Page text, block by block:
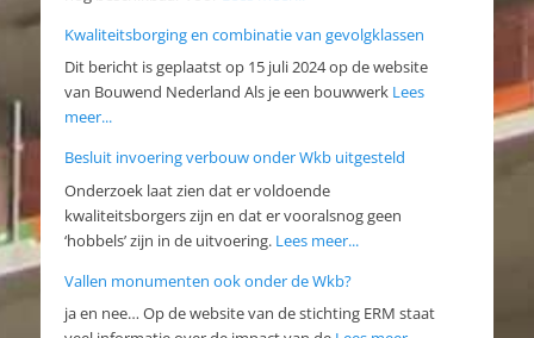
Kwaliteitsborging en combinatie van gevolgklassen
Dit bericht is geplaatst op 15 juli 2024 op de website
van Bouwend Nederland Als je een bouwwerk Lees
meer...
Besluit invoering verbouw onder Wkb uitgesteld
Onderzoek laat zien dat er voldoende
kwaliteitsborgers zijn en dat er vooralsnog geen
‘hobbels’ zijn in de uitvoering. Lees meer...
Vallen monumenten ook onder de Wkb?
ja en nee… Op de website van de stichting ERM staat